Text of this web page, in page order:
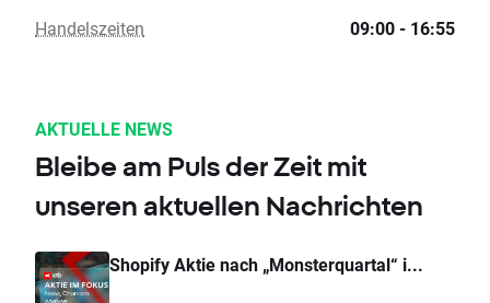
Handelszeiten 09:00 - 16:55
AKTUELLE NEWS
Bleibe am Puls der Zeit mit
unseren aktuellen Nachrichten
Shopify Aktie nach „Monsterquartal“ i...